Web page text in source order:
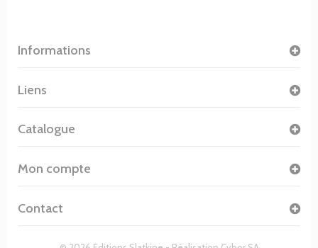
Informations
Liens
Catalogue
Mon compte
Contact